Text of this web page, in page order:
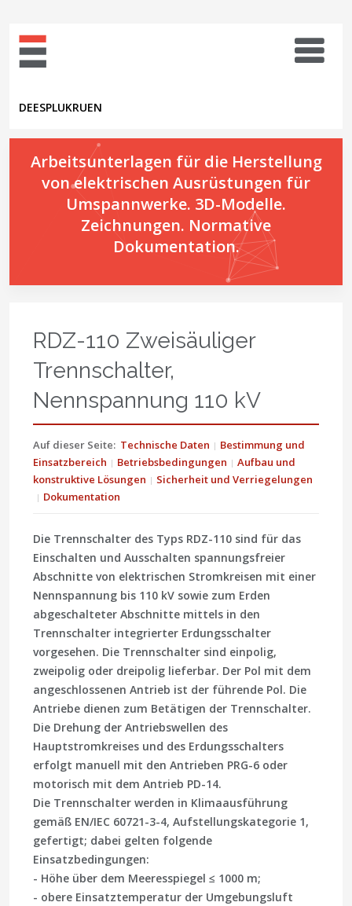
DEESPLUKRUEN
Arbeitsunterlagen für die Herstellung
von elektrischen Ausrüstungen für
Umspannwerke. 3D-Modelle.
Zeichnungen. Normative
Dokumentation.
RDZ-110 Zweisäuliger
Trennschalter,
Nennspannung 110 kV
Auf dieser Seite: Technische Daten
Bestimmung und
Einsatzbereich
Betriebsbedingungen
Aufbau und
konstruktive Lösungen
Sicherheit und Verriegelungen
Dokumentation
Die Trennschalter des Typs RDZ-110 sind für das
Einschalten und Ausschalten spannungsfreier
Abschnitte von elektrischen Stromkreisen mit einer
Nennspannung bis 110 kV sowie zum Erden
abgeschalteter Abschnitte mittels in den
Trennschalter integrierter Erdungsschalter
vorgesehen. Die Trennschalter sind einpolig,
zweipolig oder dreipolig lieferbar. Der Pol mit dem
angeschlossenen Antrieb ist der führende Pol. Die
Antriebe dienen zum Betätigen der Trennschalter.
Die Drehung der Antriebswellen des
Hauptstromkreises und des Erdungsschalters
erfolgt manuell mit den Antrieben PRG-6 oder
motorisch mit dem Antrieb PD-14.
Die Trennschalter werden in Klimaausführung
gemäß EN/IEC 60721-3-4, Aufstellungskategorie 1,
gefertigt; dabei gelten folgende
Einsatzbedingungen:
- Höhe über dem Meeresspiegel ≤ 1000 m;
- obere Einsatztemperatur der Umgebungsluft